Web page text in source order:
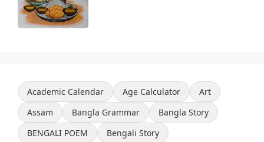
Academic Calendar Age Calculator
Art
Assam
Bangla Grammar
Bangla Story
BENGALI POEM
Bengali Story